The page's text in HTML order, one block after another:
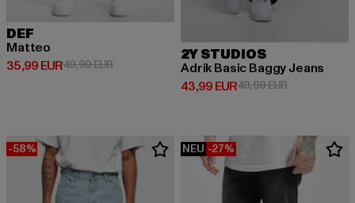
DEF
Matteo
35,99 EUR
Derzeitiger Preis: 35,99 EUR
49,99 EURAktionspreis: 49,99 EUR
2Y STUDIOS
Adrik Basic Baggy Jeans
43,99 EUR
Derzeitiger Preis: 43,99 EUR
49,99 EURAktionspreis:
-58% NEU -27%